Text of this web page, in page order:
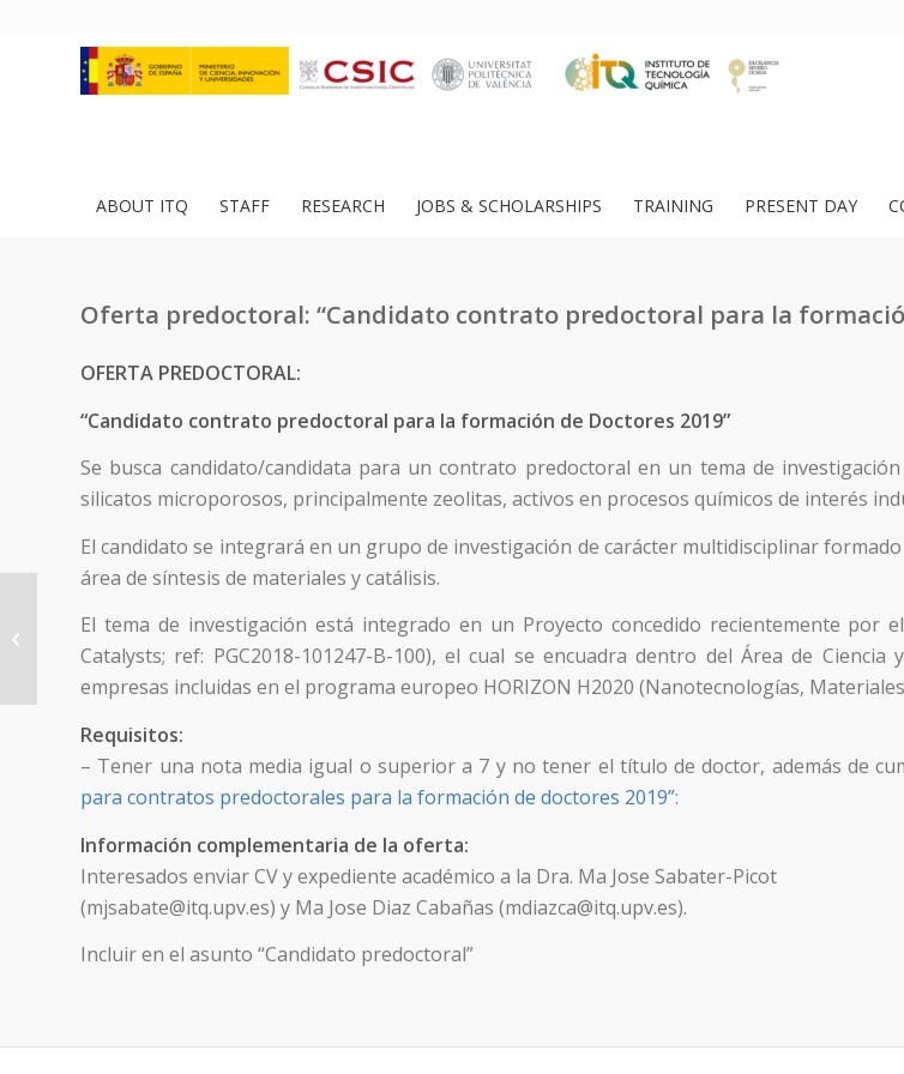
ABOUT ITQ STAFF RESEARCH JOBS & SCHOLARSHIPS TRAINING PRESENT DAY
Oferta predoctoral: “Candidato contrato predoctoral para la
OFERTA PREDOCTORAL:
“Candidato contrato predoctoral para la formación de Doctores 2019”
Se busca candidato/candidata para un contrato predoctoral en un tema de
silicatos microporosos, principalmente zeolitas, activos en procesos químicos de interés
El candidato se integrará en un grupo de investigación de carácter multidisciplinar
área de síntesis de materiales y catálisis.
El tema de investigación está integrado en un Proyecto concedido recientemente por
Catalysts; ref: PGC2018-101247-B-100), el cual se encuadra dentro del Área de
empresas incluidas en el programa europeo HORIZON H2020 (Nanotecnologías,
Requisitos:
– Tener una nota media igual o superior a 7 y no tener el título de doctor, además de
para contratos predoctorales para la formación de doctores 2019”:
Información complementaria de la oferta:
Interesados enviar CV y expediente académico a la Dra. Ma Jose Sabater-Picot
(mjsabate@itq.upv.es) y Ma Jose Diaz Cabañas (mdiazca@itq.upv.es).
Incluir en el asunto “Candidato predoctoral”
Two pre-doctoral FPI contracts (call
open by the Ministerio de Ciencia,
Innovación...